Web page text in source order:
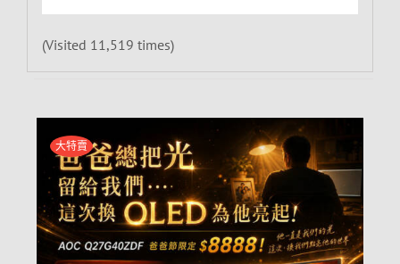
(Visited 11,519 times)
大特賣